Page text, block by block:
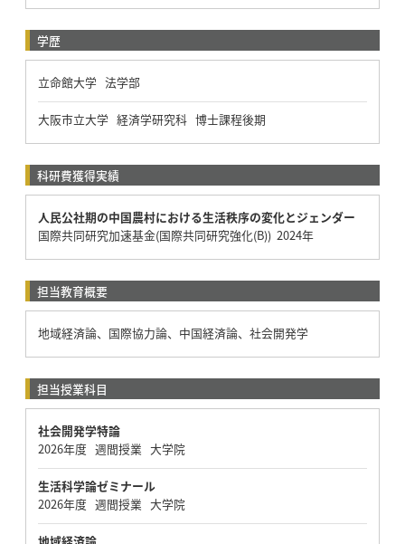
学歴
立命館大学 法学部
大阪市立大学 経済学研究科 博士課程後期
科研費獲得実績
人民公社期の中国農村における生活秩序の変化とジェンダー
国際共同研究加速基金(国際共同研究強化(B)) 2024年
担当教育概要
地域経済論、国際協力論、中国経済論、社会開発学
担当授業科目
社会開発学特論
2026年度 週間授業 大学院
生活科学論ゼミナール
2026年度 週間授業 大学院